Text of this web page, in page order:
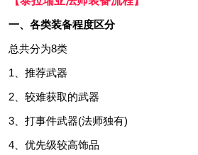
一、各类装备程度区分
总共分为8类
1、推荐武器
2、较难获取的武器
3、打事件武器(法师独有)
4、优先级较高饰品